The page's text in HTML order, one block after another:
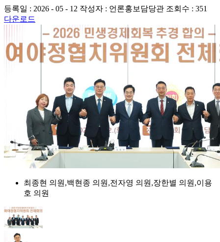
등록일 : 2026 - 05 - 12 작성자 : 언론홍보담당관 조회수 : 351
다운로드
최종현 의원,백현종 의원,전자영 의원,장한별 의원,이용
호 의원